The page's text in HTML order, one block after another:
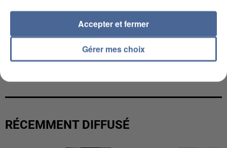
L’UN DES FONDATEURS SUPPOSÉS DE LA DZ
RÉCEMMENT DIFFUSÉ
Gérer mes choix
Accepter et fermer